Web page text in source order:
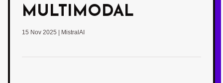
MULTIMODAL
15 Nov 2025 MistralAI